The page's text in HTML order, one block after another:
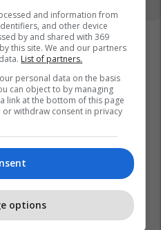
and information from
and other device
by and shared with 369
this site. We and our partners
List of partners.
personal data on the basis
can object to by managing
link at the bottom of this page
withdraw consent in privacy
options